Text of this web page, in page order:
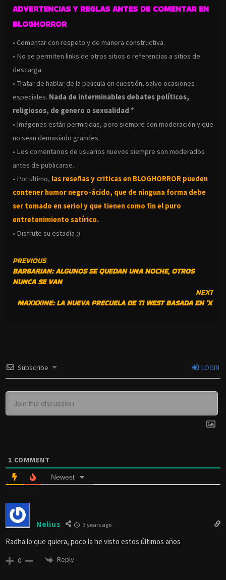
ADVERTENCIAS Y REGLAS ANTES DE COMENTAR EN
BLOGHORROR
• Comentar con respeto y de manera constructiva.
• No se permiten links de otros sitios o referencias a sitios de
descarga.
• Tratar de hablar de la pelicula en cuestión, salvo ocasiones
especiales. Nada de interminables debates políticos,
religiosos, de genero o sexualidad *
• Imágenes están permitidas, pero siempre con moderación y que
no sean demasiado grandes.
• Los comentarios de usuarios nuevos siempre son moderados
antes de publicarse.
• Por ultimo, las reseñas y criticas en BLOGHORROR pueden
contener humor negro-ácido, que de ninguna forma debe
ser tomado en serio! y que tienen como fin el puro
entretenimiento satírico.
• Disfrute su estadía ;)
CONTINUE
READING
PREVIOUS
BARBARIAN: ALGUNOS SE QUEDAN UNA NOCHE, OTROS
NUNCA SE VAN
NEXT
MAXXXINE: LA NUEVA PRECUELA DE TI WEST BASADA EN ‘X’
Subscribe LOGIN
1 COMMENT
Newest
Nelius 3 years ago
Radha lo que quiera, poco la he visto estos últimos años
0 Reply